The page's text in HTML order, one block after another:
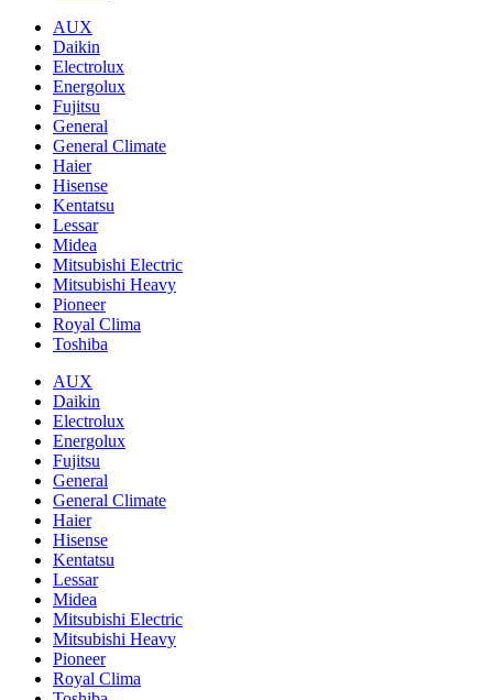
AUX
Daikin
Electrolux
Energolux
Fujitsu
General
General Climate
Haier
Hisense
Kentatsu
Lessar
Midea
Mitsubishi Electric
Mitsubishi Heavy
Pioneer
Royal Clima
Toshiba
AUX
Daikin
Electrolux
Energolux
Fujitsu
General
General Climate
Haier
Hisense
Kentatsu
Lessar
Midea
Mitsubishi Electric
Mitsubishi Heavy
Pioneer
Royal Clima